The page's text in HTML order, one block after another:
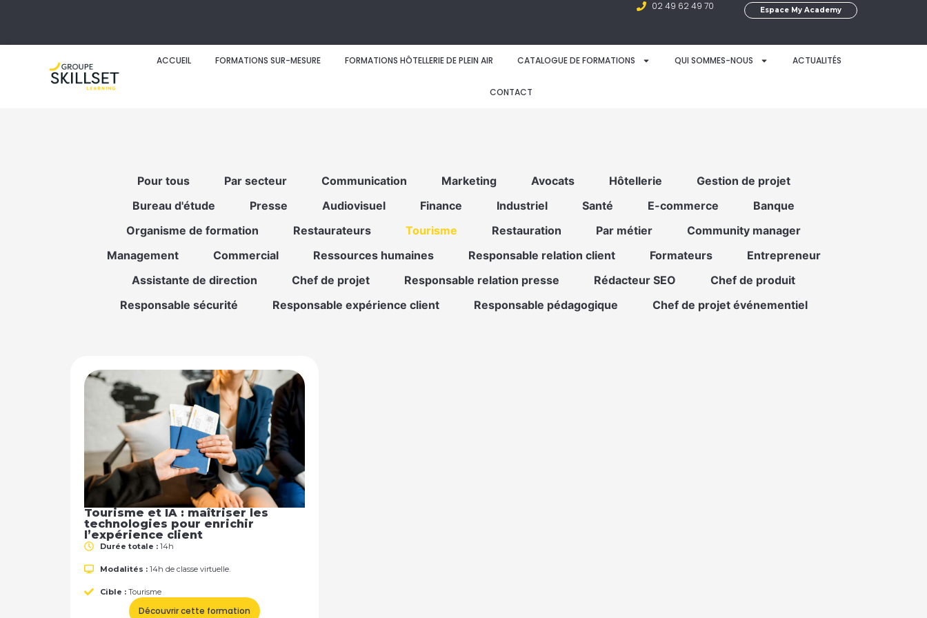
02 49 62 49 70 Espace My Academy
ACCUEIL FORMATIONS SUR-MESURE FORMATIONS HÔTELLERIE DE PLEIN AIR CATALOGUE DE FORMATIONS QUI SOMMES-NOUS ACTUALITÉS
CONTACT
Pour tous Par secteur Communication Marketing Avocats Hôtellerie
Gestion de projet
Bureau d'étude
Presse Audiovisuel Finance Industriel Santé E-commerce
Banque
Organisme de formation
Restaurateurs Tourisme Restauration Par métier
Community manager
Management
Commercial Ressources humaines Responsable relation client Formateurs
Entrepreneur
Assistante de direction
Chef de projet Responsable relation presse Rédacteur SEO
Chef de produit
Responsable sécurité
Responsable expérience client Responsable pédagogique Chef de projet événementiel
Tourisme et IA : maîtriser les
technologies pour enrichir
l’expérience client
Durée totale : 14h
Modalités : 14h de classe virtuelle.
Cible : Tourisme
Découvrir cette formation